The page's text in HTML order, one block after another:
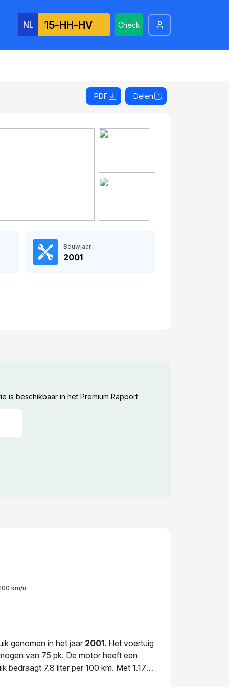
NL Check
PDF Delen
Bouwjaar
2001
is beschikbaar in het Premium Rapport
km/u
genomen in het jaar 2001. Het voertuig
van 75 pk. De motor heeft een
bedraagt 7.8 liter per 100 km. Met 1.170